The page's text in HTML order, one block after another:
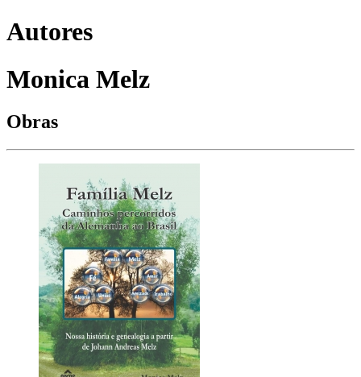
Autores
Monica Melz
Obras